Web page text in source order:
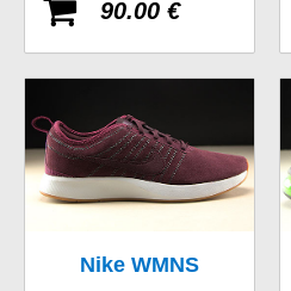
90.00 €
Nike WMNS